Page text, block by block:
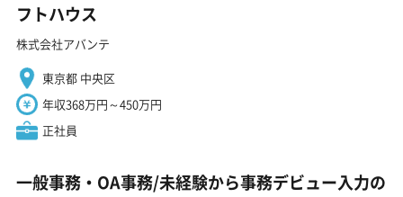
フトハウス
株式会社アバンテ
東京都 中央区
年収368万円～450万円
正社員
一般事務・OA事務/未経験から事務デビュー入力の